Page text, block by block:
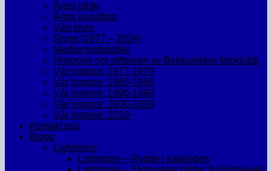
Årets bilde
Årets kunstfoto
Vårt styre
Styret (1977 – 2024)
Medlemsstatistikk
Historien om stiftelsen av Bekkalokket fotoklubb
Vår historie: 1977-1979
Vår historie: 1980-1989
Vår historie: 1990-1999
Vår historie: 2000-2009
Vår historie: 2010-
Kontakt oss
Blogg
Lightroom
Lightroom – Rydde i katalogen